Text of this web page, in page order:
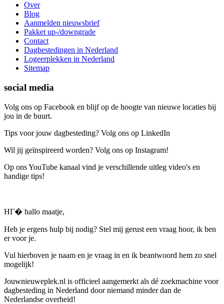
Over
Blog
Aanmelden nieuwsbrief
Pakket up-/downgrade
Contact
Dagbestedingen in Nederland
Logeerplekken in Nederland
Sitemap
social media
Volg ons op Facebook en blijf op de hoogte van nieuwe locaties bij
jou in de buurt.
Tips voor jouw dagbesteding? Volg ons op LinkedIn
Wil jij geïnspireerd worden? Volg ons op Instagram!
Op ons YouTube kanaal vind je verschillende uitleg video's en
handige tips!
HГ� hallo maatje,
Heb je ergens hulp bij nodig? Stel mij gerust een vraag hoor, ik ben
er voor je.
Vul hierboven je naam en je vraag in en ik beantwoord hem zo snel
mogelijk!
Jouwnieuweplek.nl is officieel aangemerkt als dé zoekmachine voor
dagbesteding in Nederland door niemand minder dan de
Nederlandse overheid!